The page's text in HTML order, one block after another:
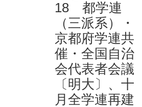
18 都学連
（三派系）・
京都府学連共
催・全国自治
会代表者会議
〔明大〕、十
月全学連再建